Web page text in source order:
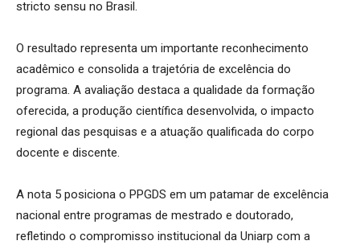
stricto sensu no Brasil.
O resultado representa um importante reconhecimento
acadêmico e consolida a trajetória de excelência do
programa. A avaliação destaca a qualidade da formação
oferecida, a produção científica desenvolvida, o impacto
regional das pesquisas e a atuação qualificada do corpo
docente e discente.
A nota 5 posiciona o PPGDS em um patamar de excelência
nacional entre programas de mestrado e doutorado,
refletindo o compromisso institucional da Uniarp com a